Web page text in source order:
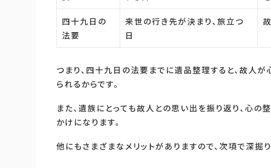
四十九日の
法要
来世の行き先が決まり、旅立つ
日
つまり、四十九日の法要までに遺品整理すると、故人
られるからです。
また、遺族にとっても故人との思い出を振り返り、心の
かけになります。
他にもさまざまなメリットがありますので、次項で深掘り